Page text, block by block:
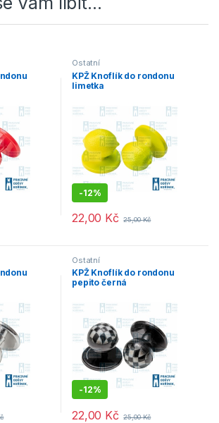
více variant. Možnosti lze vybrat na stránce
Ostatní
KPŽ Knoflík do rondonu
limetka
-12%
22,00 Kč 25,00Kč
Ostatní
KPŽ Knoflík do rondonu
pepito černá
-12%
22,00 Kč 25,00Kč